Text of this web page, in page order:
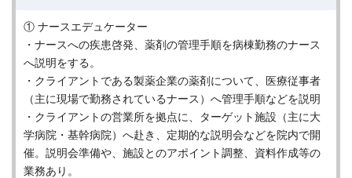
① ナースエデュケーター
・ナースへの疾患啓発、薬剤の管理手順を病棟勤務のナース
へ説明をする。
・クライアントである製薬企業の薬剤について、医療従事者
（主に現場で勤務されているナース）へ管理手順などを説明
・クライアントの営業所を拠点に、ターゲット施設（主に大
学病院・基幹病院）へ赴き、定期的な説明会などを院内で開
催。説明会準備や、施設とのアポイント調整、資料作成等の
業務あり。